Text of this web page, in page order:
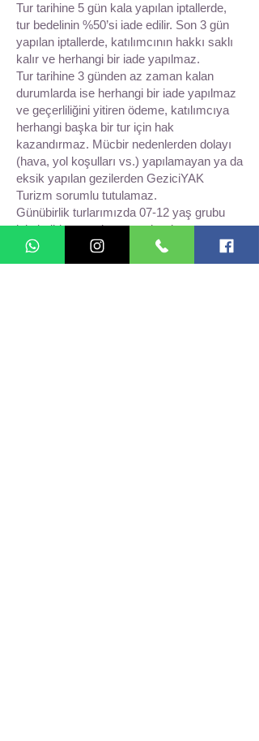
Tur tarihine 5 gün kala yapılan iptallerde,
tur bedelinin %50’si iade edilir. Son 3 gün
yapılan iptallerde, katılımcının hakkı saklı
kalır ve herhangi bir iade yapılmaz.
Tur tarihine 3 günden az zaman kalan
durumlarda ise herhangi bir iade yapılmaz
ve geçerliliğini yitiren ödeme, katılımcıya
herhangi başka bir tur için hak
kazandırmaz. Mücbir nedenlerden dolayı
(hava, yol koşulları vs.) yapılamayan ya da
eksik yapılan gezilerden GeziciYAK
Turizm sorumlu tutulamaz.
Günübirlik turlarımızda 07-12 yaş grubu
için indirim uygulanmamaktadır.